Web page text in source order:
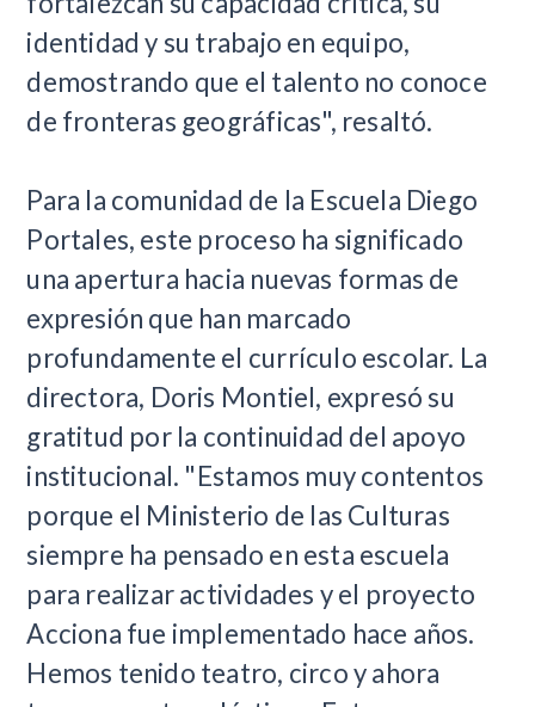
identidad y su trabajo en equipo,
demostrando que el talento no conoce
de fronteras geográficas", resaltó.
Para la comunidad de la Escuela Diego
Portales, este proceso ha significado
una apertura hacia nuevas formas de
expresión que han marcado
profundamente el currículo escolar. La
directora, Doris Montiel, expresó su
gratitud por la continuidad del apoyo
institucional. "Estamos muy contentos
porque el Ministerio de las Culturas
siempre ha pensado en esta escuela
para realizar actividades y el proyecto
Acciona fue implementado hace años.
Hemos tenido teatro, circo y ahora